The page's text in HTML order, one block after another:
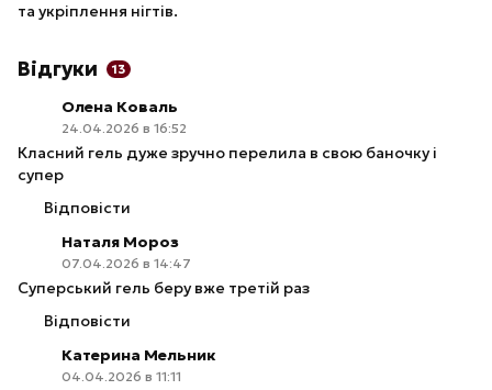
та укріплення нігтів.
Відгуки 13
Олена Коваль
24.04.2026 в 16:52
Класний гель дуже зручно перелила в свою баночку і
супер
Відповісти
Наталя Мороз
07.04.2026 в 14:47
Суперський гель беру вже третій раз
Відповісти
Катерина Мельник
04.04.2026 в 11:11